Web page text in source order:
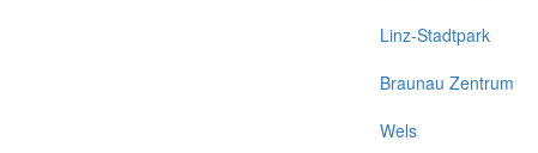
Linz-Stadtpark
Braunau Zentrum
Wels